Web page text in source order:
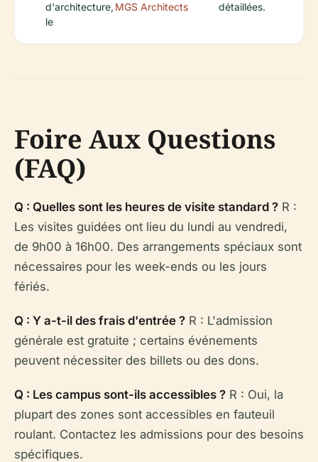
d'architecture,
le
MGS Architects
détaillées.
Foire Aux Questions
(FAQ)
Q : Quelles sont les heures de visite standard ? R :
Les visites guidées ont lieu du lundi au vendredi,
de 9h00 à 16h00. Des arrangements spéciaux sont
nécessaires pour les week-ends ou les jours
fériés.
Q : Y a-t-il des frais d'entrée ? R : L'admission
générale est gratuite ; certains événements
peuvent nécessiter des billets ou des dons.
Q : Les campus sont-ils accessibles ? R : Oui, la
plupart des zones sont accessibles en fauteuil
roulant. Contactez les admissions pour des besoins
spécifiques.